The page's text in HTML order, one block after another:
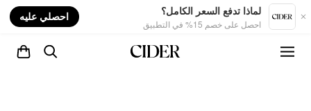
لماذا تدفع السعر الكامل؟
احصل على خصم 15% في التطبيق
احصلي عليه